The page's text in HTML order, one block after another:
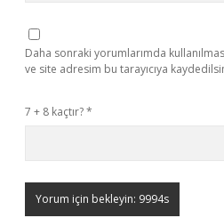
Daha sonraki yorumlarımda
ve site adresim bu tarayıcıya
7 + 8 kaçtır?*